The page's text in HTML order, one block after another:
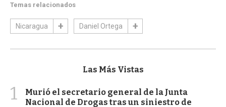
Temas relacionados
Nicaragua Daniel Ortega
Las Más Vistas
1
Murió el secretario general de la Junta
Nacional de Drogas tras un siniestro de